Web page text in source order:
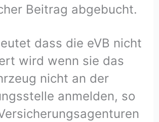
Beitrag abgebucht.
dass die eVB nicht
wird wenn sie das
nicht an der
anmelden, so